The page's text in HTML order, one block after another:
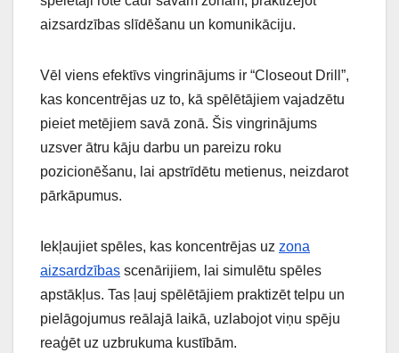
aizsardzības slīdēšanu un komunikāciju.
Vēl viens efektīvs vingrinājums ir “Closeout Drill”,
kas koncentrējas uz to, kā spēlētājiem vajadzētu
pieiet metējiem savā zonā. Šis vingrinājums
uzsver ātru kāju darbu un pareizu roku
pozicionēšanu, lai apstrīdētu metienus, neizdarot
pārkāpumus.
Iekļaujiet spēles, kas koncentrējas uz zona
aizsardzības scenārijiem, lai simulētu spēles
apstākļus. Tas ļauj spēlētājiem praktizēt telpu un
pielāgojumus reālajā laikā, uzlabojot viņu spēju
reaģēt uz uzbrukuma kustībām.